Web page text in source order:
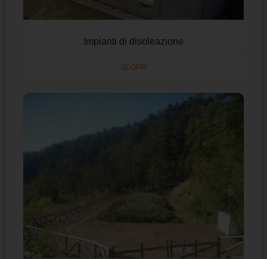
Impianti di disoleazione
SCOPRI